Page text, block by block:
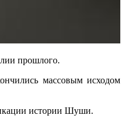
прошлого.
массовым исходом
истории Шуши.